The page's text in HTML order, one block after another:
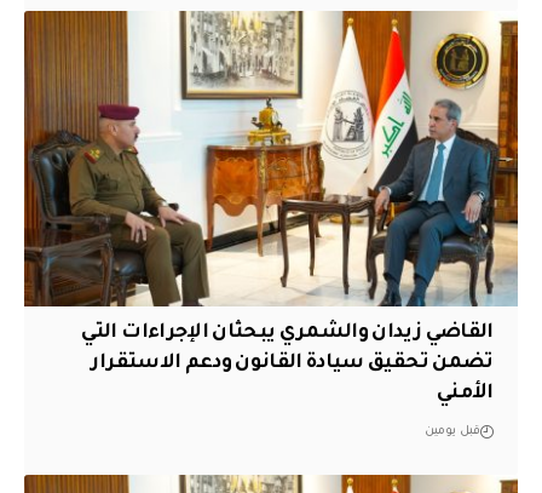
القاضي زيدان والشمري يبحثان الإجراءات التي
تضمن تحقيق سيادة القانون ودعم الاستقرار
الأمني
قبل يومين